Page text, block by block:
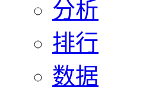
分析
排行
数据